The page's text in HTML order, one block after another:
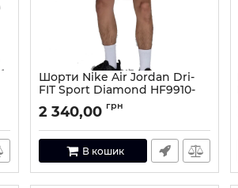
Шорти Nike Air Jordan Dri-
FIT Sport Diamond HF9910-
Артикул: HF9910-231-M
2 340,00 грн
В кошик